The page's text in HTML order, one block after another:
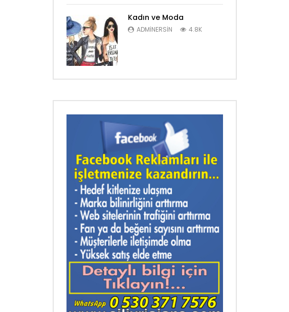
Kadın ve Moda
ADMINERSIN 4.8K